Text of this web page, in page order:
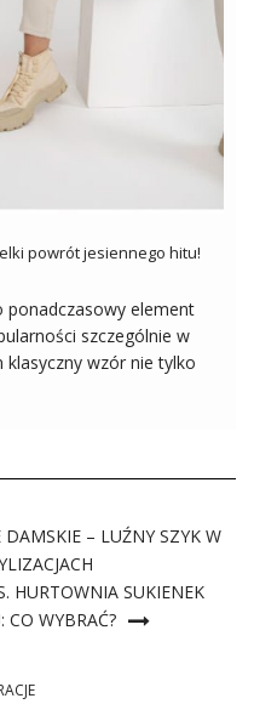
powrót jesiennego hitu!
ponadczasowy element
szczególnie w
wzór nie tylko
– LUŹNY SZYK W
HURTOWNIA SUKIENEK
CO WYBRAĆ?